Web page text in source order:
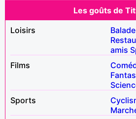
Les goûts de
Loisirs
Balade
amis
Films
Sports